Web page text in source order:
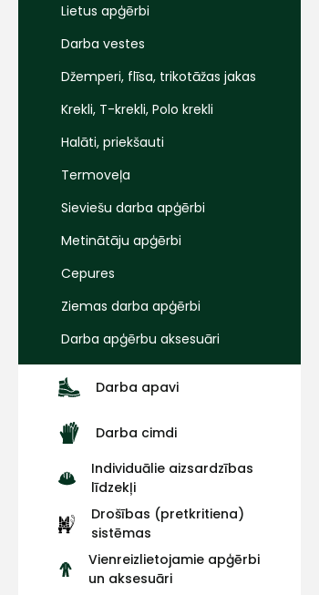
Lietus apģērbi
Darba vestes
Džemperi, flīsa, trikotāžas jakas
Krekli, T-krekli, Polo krekli
Halāti, priekšauti
Termoveļa
Sieviešu darba apģērbi
Metinātāju apģērbi
Cepures
Ziemas darba apģērbi
Darba apģērbu aksesuāri
Darba apavi
Darba cimdi
Individuālie aizsardzības
līdzekļi
Drošības (pretkritiena)
sistēmas
Vienreizlietojamie apģērbi
un aksesuāri